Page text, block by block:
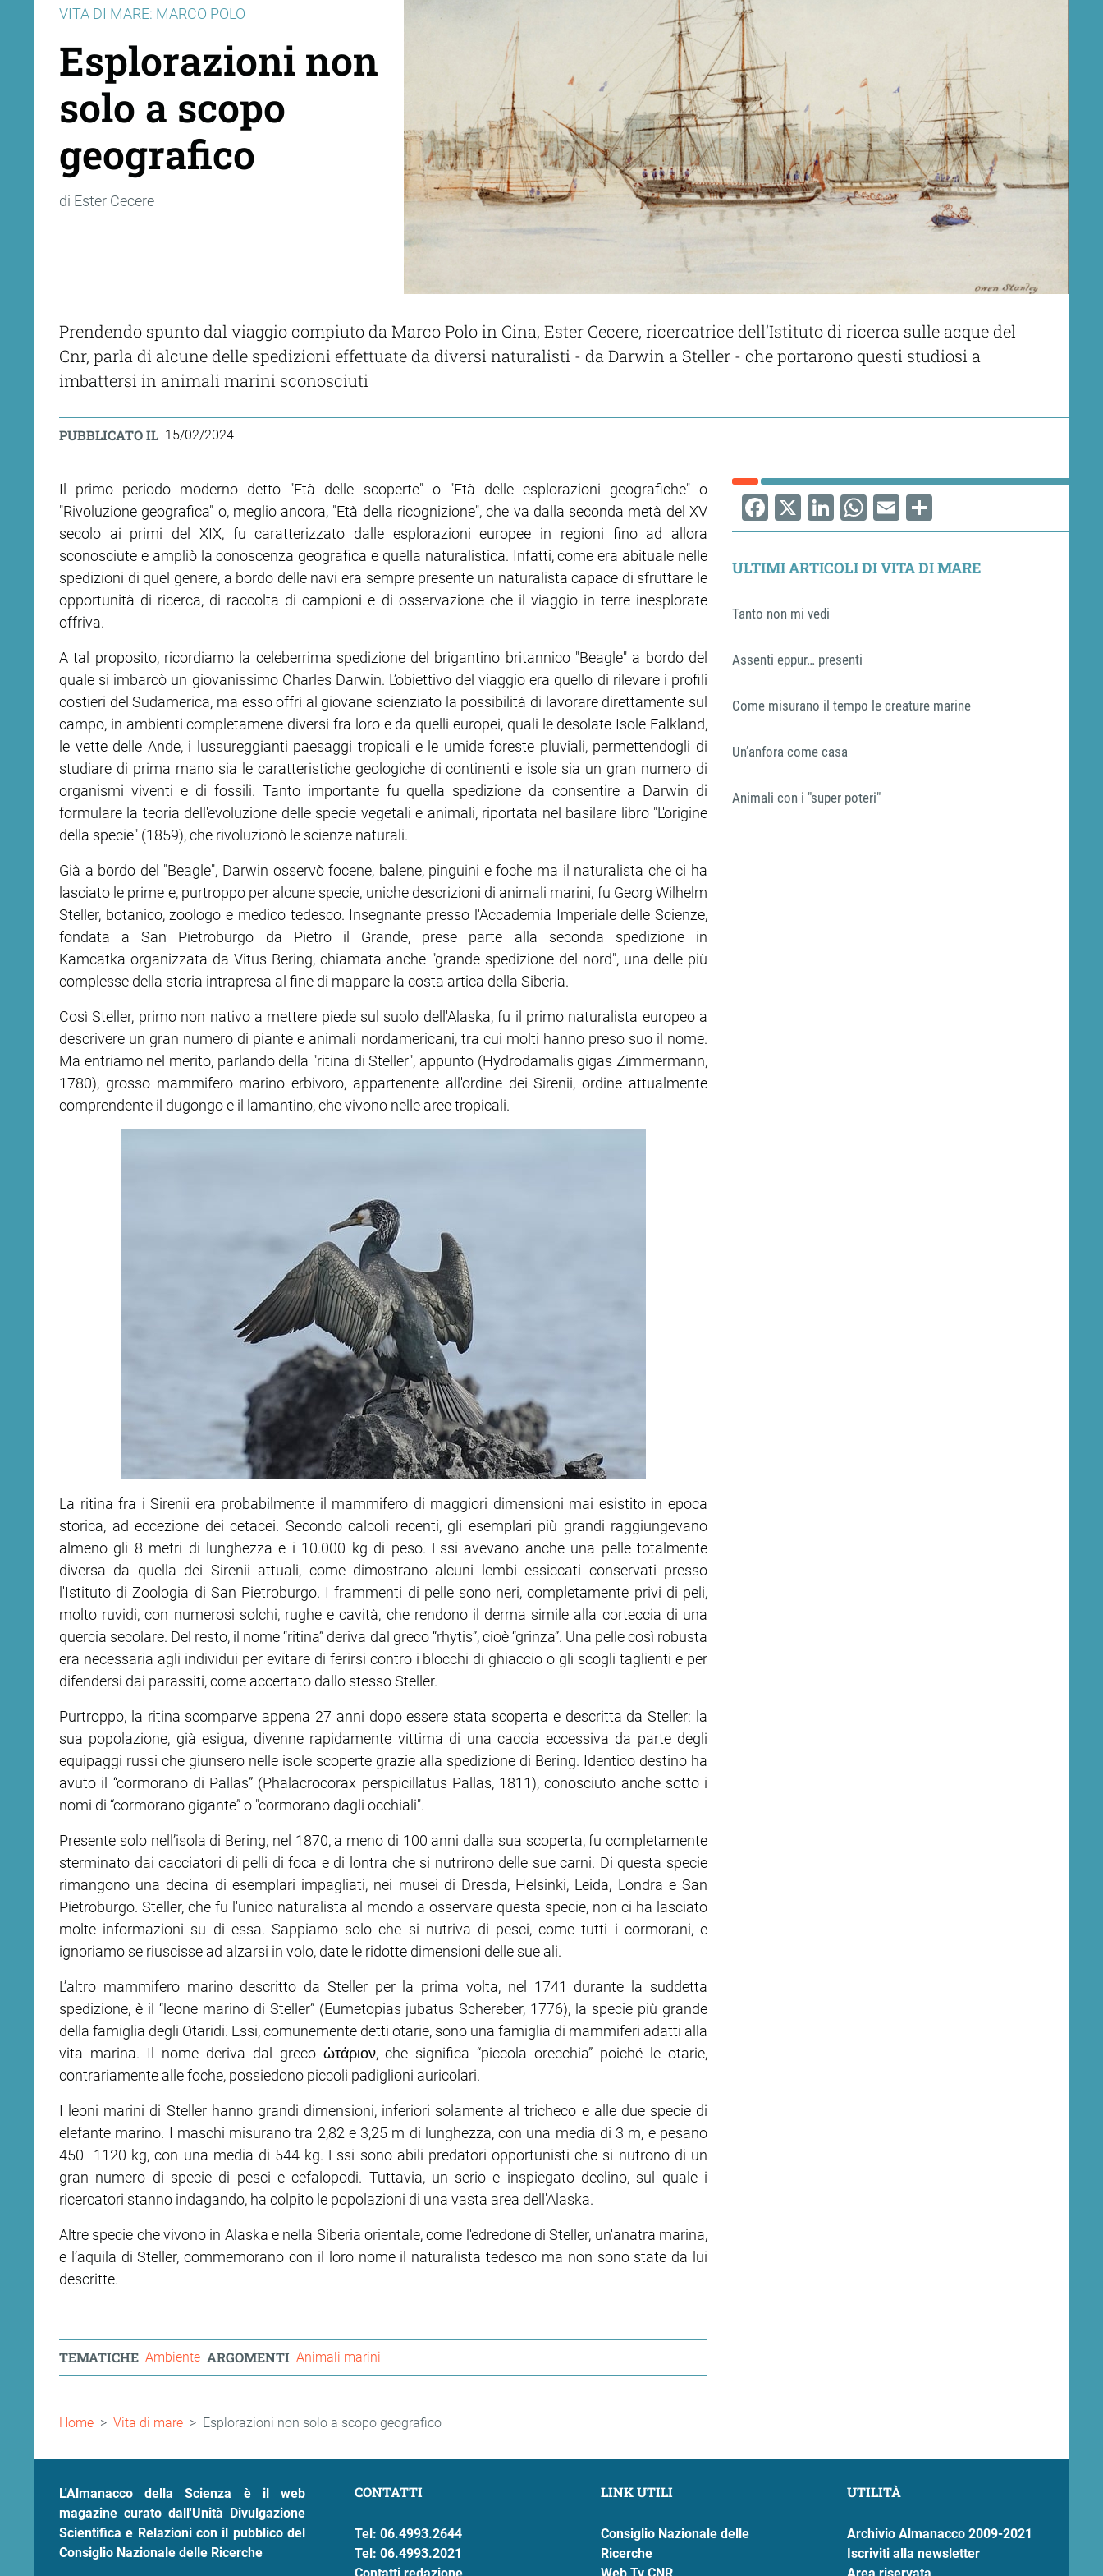
VITA DI MARE: MARCO POLO
Esplorazioni non
solo a scopo
geografico
di Ester Cecere
Prendendo spunto dal viaggio compiuto da Marco Polo in Cina, Ester Cecere, ricercatrice dell’Istituto di ricerca sulle acque del
Cnr, parla di alcune delle spedizioni effettuate da diversi naturalisti - da Darwin a Steller - che portarono questi studiosi a
imbattersi in animali marini sconosciuti
PUBBLICATO IL 15/02/2024
Il primo periodo moderno detto "Età delle scoperte" o "Età delle esplorazioni geografiche" o
"Rivoluzione geografica" o, meglio ancora, "Età della ricognizione", che va dalla seconda metà del XV
secolo ai primi del XIX, fu caratterizzato dalle esplorazioni europee in regioni fino ad allora
sconosciute e ampliò la conoscenza geografica e quella naturalistica. Infatti, come era abituale nelle
spedizioni di quel genere, a bordo delle navi era sempre presente un naturalista capace di sfruttare le
opportunità di ricerca, di raccolta di campioni e di osservazione che il viaggio in terre inesplorate
offriva.
A tal proposito, ricordiamo la celeberrima spedizione del brigantino britannico "Beagle" a bordo del
quale si imbarcò un giovanissimo Charles Darwin. L’obiettivo del viaggio era quello di rilevare i profili
costieri del Sudamerica, ma esso offrì al giovane scienziato la possibilità di lavorare direttamente sul
campo, in ambienti completamene diversi fra loro e da quelli europei, quali le desolate Isole Falkland,
le vette delle Ande, i lussureggianti paesaggi tropicali e le umide foreste pluviali, permettendogli di
studiare di prima mano sia le caratteristiche geologiche di continenti e isole sia un gran numero di
organismi viventi e di fossili. Tanto importante fu quella spedizione da consentire a Darwin di
formulare la teoria dell'evoluzione delle specie vegetali e animali, riportata nel basilare libro "L'origine
della specie" (1859), che rivoluzionò le scienze naturali.
Già a bordo del "Beagle", Darwin osservò focene, balene, pinguini e foche ma il naturalista che ci ha
lasciato le prime e, purtroppo per alcune specie, uniche descrizioni di animali marini, fu Georg Wilhelm
Steller, botanico, zoologo e medico tedesco. Insegnante presso l'Accademia Imperiale delle Scienze,
fondata a San Pietroburgo da Pietro il Grande, prese parte alla seconda spedizione in
Kamcatka organizzata da Vitus Bering, chiamata anche "grande spedizione del nord", una delle più
complesse della storia intrapresa al fine di mappare la costa artica della Siberia.
Così Steller, primo non nativo a mettere piede sul suolo dell'Alaska, fu il primo naturalista europeo a
descrivere un gran numero di piante e animali nordamericani, tra cui molti hanno preso suo il nome.
Ma entriamo nel merito, parlando della "ritina di Steller", appunto (Hydrodamalis gigas Zimmermann,
1780), grosso mammifero marino erbivoro, appartenente all'ordine dei Sirenii, ordine attualmente
comprendente il dugongo e il lamantino, che vivono nelle aree tropicali.
La ritina fra i Sirenii era probabilmente il mammifero di maggiori dimensioni mai esistito in epoca
storica, ad eccezione dei cetacei. Secondo calcoli recenti, gli esemplari più grandi raggiungevano
almeno gli 8 metri di lunghezza e i 10.000 kg di peso. Essi avevano anche una pelle totalmente
diversa da quella dei Sirenii attuali, come dimostrano alcuni lembi essiccati conservati presso
l'Istituto di Zoologia di San Pietroburgo. I frammenti di pelle sono neri, completamente privi di peli,
molto ruvidi, con numerosi solchi, rughe e cavità, che rendono il derma simile alla corteccia di una
quercia secolare. Del resto, il nome “ritina” deriva dal greco “rhytis”, cioè “grinza”. Una pelle così robusta
era necessaria agli individui per evitare di ferirsi contro i blocchi di ghiaccio o gli scogli taglienti e per
difendersi dai parassiti, come accertato dallo stesso Steller.
Purtroppo, la ritina scomparve appena 27 anni dopo essere stata scoperta e descritta da Steller: la
sua popolazione, già esigua, divenne rapidamente vittima di una caccia eccessiva da parte degli
equipaggi russi che giunsero nelle isole scoperte grazie alla spedizione di Bering. Identico destino ha
avuto il “cormorano di Pallas” (Phalacrocorax perspicillatus Pallas, 1811), conosciuto anche sotto i
nomi di “cormorano gigante” o "cormorano dagli occhiali".
Presente solo nell’isola di Bering, nel 1870, a meno di 100 anni dalla sua scoperta, fu completamente
sterminato dai cacciatori di pelli di foca e di lontra che si nutrirono delle sue carni. Di questa specie
rimangono una decina di esemplari impagliati, nei musei di Dresda, Helsinki, Leida, Londra e San
Pietroburgo. Steller, che fu l'unico naturalista al mondo a osservare questa specie, non ci ha lasciato
molte informazioni su di essa. Sappiamo solo che si nutriva di pesci, come tutti i cormorani, e
ignoriamo se riuscisse ad alzarsi in volo, date le ridotte dimensioni delle sue ali.
L’altro mammifero marino descritto da Steller per la prima volta, nel 1741 durante la suddetta
spedizione, è il “leone marino di Steller” (Eumetopias jubatus Schereber, 1776), la specie più grande
della famiglia degli Otaridi. Essi, comunemente detti otarie, sono una famiglia di mammiferi adatti alla
vita marina. Il nome deriva dal greco ὠτάριον, che significa “piccola orecchia” poiché le otarie,
contrariamente alle foche, possiedono piccoli padiglioni auricolari.
I leoni marini di Steller hanno grandi dimensioni, inferiori solamente al tricheco e alle due specie di
elefante marino. I maschi misurano tra 2,82 e 3,25 m di lunghezza, con una media di 3 m, e pesano
450–1120 kg, con una media di 544 kg. Essi sono abili predatori opportunisti che si nutrono di un
gran numero di specie di pesci e cefalopodi. Tuttavia, un serio e inspiegato declino, sul quale i
ricercatori stanno indagando, ha colpito le popolazioni di una vasta area dell'Alaska.
Altre specie che vivono in Alaska e nella Siberia orientale, come l'edredone di Steller, un'anatra marina,
e l’aquila di Steller, commemorano con il loro nome il naturalista tedesco ma non sono state da lui
descritte.
TEMATICHE Ambiente ARGOMENTI Animali marini
Facebook
X LinkedIn
WhatsApp
EmailShare
ULTIMI ARTICOLI DI VITA DI MARE
Tanto non mi vedi
Assenti eppur… presenti
Come misurano il tempo le creature marine
Un’anfora come casa
Animali con i "super poteri"
Briciole
Home Vita di mare Esplorazioni non solo a scopo geografico
L'Almanacco della Scienza è il web
magazine curato dall'Unità Divulgazione
Scientifica e Relazioni con il pubblico del
Consiglio Nazionale delle Ricerche
CONTATTI
Tel: 06.4993.2644
Tel: 06.4993.2021
LINK UTILI
Consiglio Nazionale delle
Ricerche
UTILITÀ
Archivio Almanacco 2009-2021
Iscriviti alla newsletter